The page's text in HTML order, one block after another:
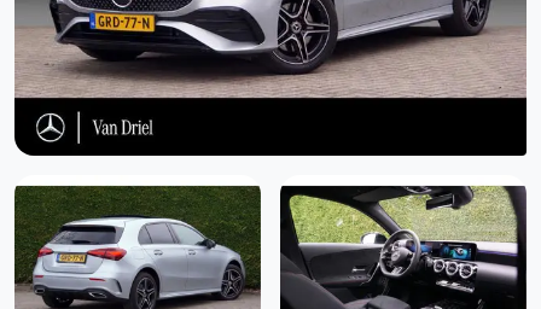
LED achterlichten
LED dagrijverlichting
LED koplampen
Licht- en zicht pakket (U62)
Lichtmetalen velgen meer-spaaks 18"
Multifunctioneel sportstuurwiel in nappaleder (L5C)
Nightpakket (P55)
Panoramaschuifdak in glas (413)
Parkeerassistent PARKTRONIC (235)